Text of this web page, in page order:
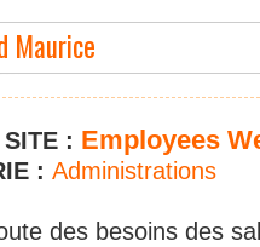
Maurice
: Employees
: Administrations
des besoins des